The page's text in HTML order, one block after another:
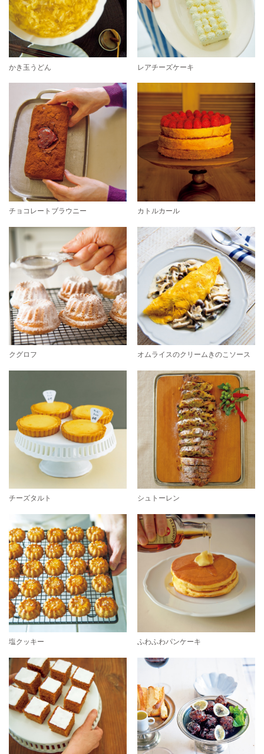
かき玉うどん レアチーズケーキ
チョコレートブラウニー カトルカール
クグロフ オムライスのクリームきのこソース
チーズタルト シュトーレン
塩クッキー ふわふわパンケーキ